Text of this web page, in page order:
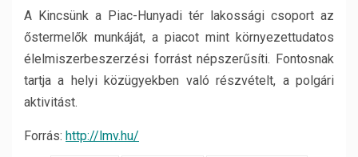
A Kincsünk a Piac-Hunyadi tér lakossági csoport az
őstermelők munkáját, a piacot mint környezettudatos
élelmiszerbeszerzési forrást népszerűsíti. Fontosnak
tartja a helyi közügyekben való részvételt, a polgári
aktivitást.
Forrás: http://lmv.hu/